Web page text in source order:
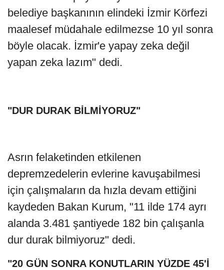
belediye başkanının elindeki İzmir Körfezi
maalesef müdahale edilmezse 10 yıl sonra
böyle olacak. İzmir'e yapay zeka değil
yapan zeka lazım" dedi.
"DUR DURAK BİLMİYORUZ"
Asrın felaketinden etkilenen
depremzedelerin evlerine kavuşabilmesi
için çalışmaların da hızla devam ettiğini
kaydeden Bakan Kurum, "11 ilde 174 ayrı
alanda 3.481 şantiyede 182 bin çalışanla
dur durak bilmiyoruz" dedi.
"20 GÜN SONRA KONUTLARIN YÜZDE 45'İ